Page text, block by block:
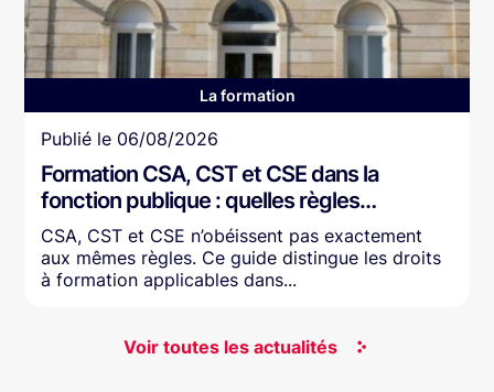
La formation
Article
Publié le 06/08/2026
Formation CSA, CST et CSE dans la
fonction publique : quelles règles…
CSA, CST et CSE n’obéissent pas exactement
aux mêmes règles. Ce guide distingue les droits
à formation applicables dans...
Voir toutes les actualités